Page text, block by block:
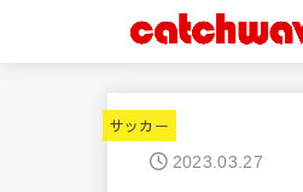
サッカー
2023.03.27